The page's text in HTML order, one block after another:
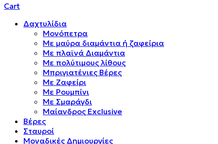
Cart
Δαχτυλίδια
Μονόπετρα
Mε μαύρα διαμάντια ή ζαφείρια
Mε πλαϊνά Διαμάντια
Mε πολύτιμους λίθους
Μπριγιατένιες Βέρες
Με Ζαφείρι
Με Ρουμπίνι
Με Σμαράγδι
Μαίανδρος Exclusive
Βέρες
Σταυροί
Μοναδικές Δημιουργίες